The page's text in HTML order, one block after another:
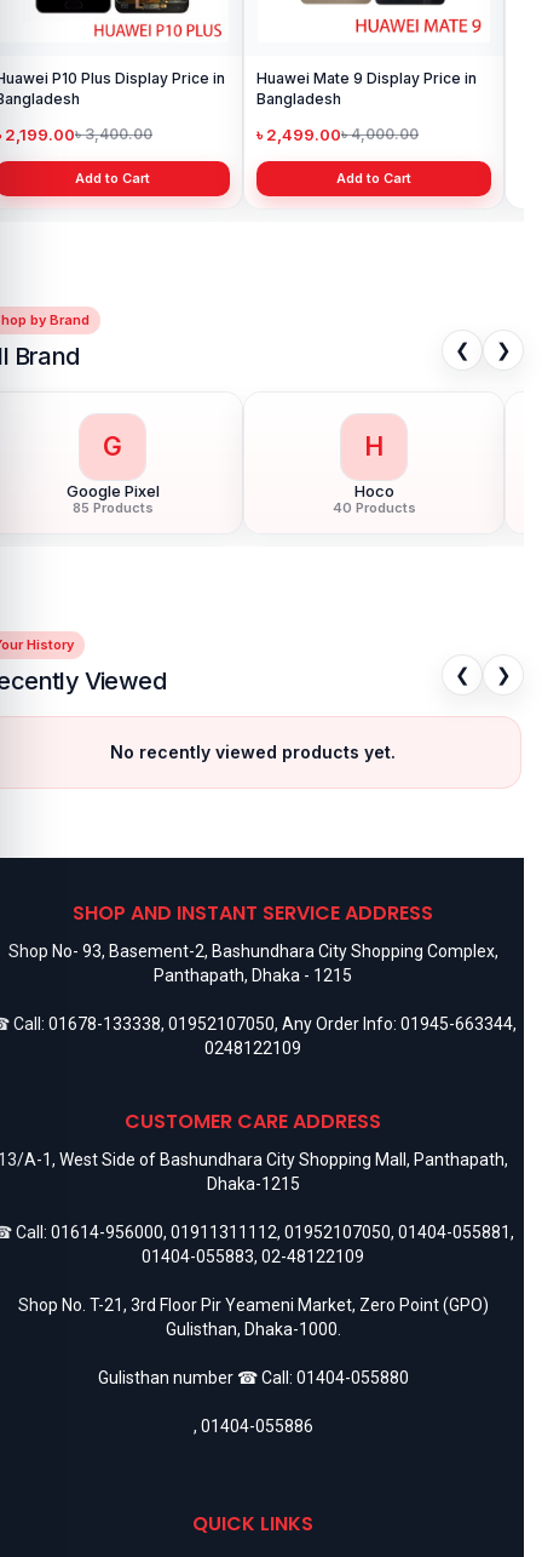
P10 Plus Display Price in
2,199.00৳ 3,400.00
Add to Cart
Huawei Mate 9 Display Price in
Bangladesh
৳ 2,499.00৳ 4,000.00
Add to Cart
by Brand
Brand ❮ ❯
G
Google Pixel
85 Products
H
Hoco
40 Products
History
Viewed ❮ ❯
No recently viewed products yet.
SHOP AND INSTANT SERVICE ADDRESS
Shop No- 93, Basement-2, Bashundhara City Shopping Complex,
Panthapath, Dhaka - 1215
Call: 01678-133338, 01952107050, Any Order Info: 01945-663344,
0248122109
CUSTOMER CARE ADDRESS
A-1, West Side of Bashundhara City Shopping Mall, Panthapath,
Dhaka-1215
Call: 01614-956000, 01911311112, 01952107050, 01404-055881,
01404-055883, 02-48122109
Shop No. T-21, 3rd Floor Pir Yeameni Market, Zero Point (GPO)
Gulisthan, Dhaka-1000.
Gulisthan number ☎ Call: 01404-055880
, 01404-055886
QUICK LINKS